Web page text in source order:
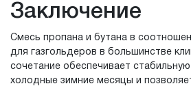
Заключение
Смесь пропана и бутана в
для газгольдеров в большинстве
сочетание обеспечивает
холодные зимние месяцы и